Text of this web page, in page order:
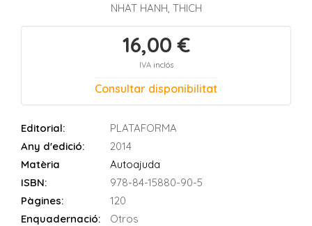
NHAT HANH, THICH
16,00 €
IVA inclós
Consultar disponibilitat
Editorial:
PLATAFORMA
Any d'edició:
2014
Matèria
Autoajuda
ISBN:
978-84-15880-90-5
Pàgines:
120
Enquadernació:
Otros